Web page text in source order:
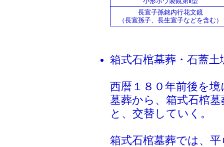
長宣子孫銘内行花文鏡
（長宣孫子、長生宣子などを含む）
箱式石棺墓葬・石蓋土
西暦１８０年前後を
墓葬から、箱式石棺
と、交替していく。
箱式石棺墓葬では、